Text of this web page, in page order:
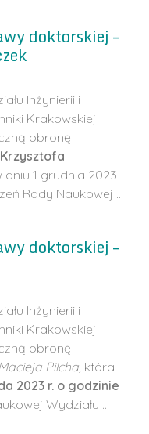
doktorskiej –
Inżynierii i
Krakowskiej
obronę
1 grudnia 2023
Rady Naukowej …
doktorskiej –
Inżynierii i
Krakowskiej
obronę
Pilcha, która
2023 r. o godzinie
Wydziału …